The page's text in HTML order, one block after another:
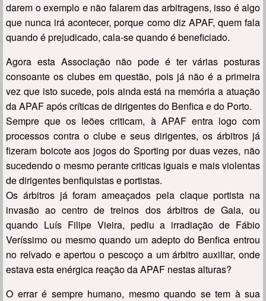
darem o exemplo e não falarem das arbitragens, isso é algo
que nunca irá acontecer, porque como diz APAF, quem fala
quando é prejudicado, cala-se quando é beneficiado.
Agora esta Associação não pode é ter várias posturas
consoante os clubes em questão, pois já não é a primeira
vez que isto sucede, pois ainda está na memória a atuação
da APAF após críticas de dirigentes do Benfica e do Porto.
Sempre que os leões criticam, à APAF entra logo com
processos contra o clube e seus dirigentes, os árbitros já
fizeram boicote aos jogos do Sporting por duas vezes, não
sucedendo o mesmo perante criticas iguais e mais violentas
de dirigentes benfiquistas e portistas.
Os árbitros já foram ameaçados pela claque portista na
invasão ao centro de treinos dos árbitros de Gaia, ou
quando Luís Filipe Vieira, pediu a irradiação de Fábio
Veríssimo ou mesmo quando um adepto do Benfica entrou
no relvado e apertou o pescoço a um árbitro auxiliar, onde
estava esta enérgica reação da APAF nestas alturas?
O errar é sempre humano, mesmo quando se tem à sua